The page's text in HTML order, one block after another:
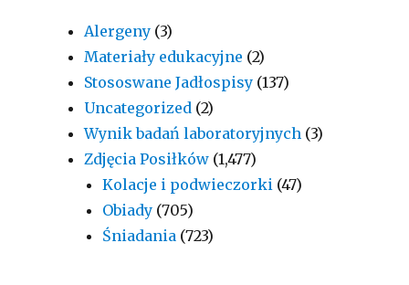
Alergeny (3)
Materiały edukacyjne (2)
Stososwane Jadłospisy (137)
Uncategorized (2)
Wynik badań laboratoryjnych (3)
Zdjęcia Posiłków (1,477)
Kolacje i podwieczorki (47)
Obiady (705)
Śniadania (723)